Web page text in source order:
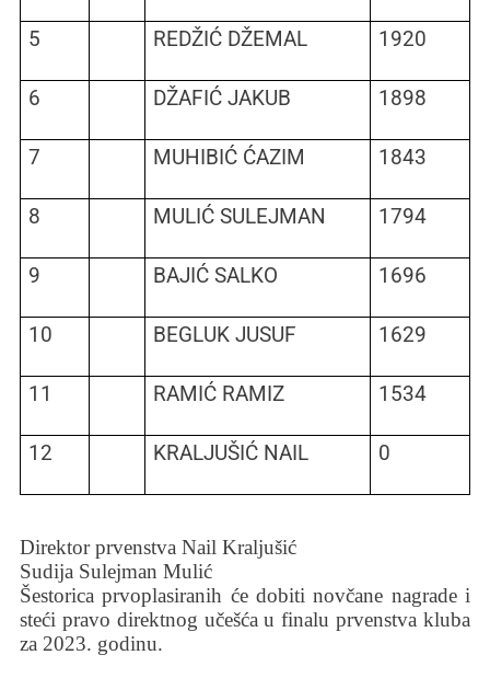
5 REDŽIĆ DŽEMAL 1920
6 DŽAFIĆ JAKUB 1898
7 MUHIBIĆ ĆAZIM 1843
8 MULIĆ SULEJMAN 1794
9 BAJIĆ SALKO 1696
10 BEGLUK JUSUF 1629
11 RAMIĆ RAMIZ 1534
12 KRALJUŠIĆ NAIL 0
Direktor prvenstva Nail Kraljušić
Sudija Sulejman Mulić
Šestorica prvoplasiranih će dobiti novčane nagrade i
steći pravo direktnog učešća u finalu prvenstva kluba
za 2023. godinu.